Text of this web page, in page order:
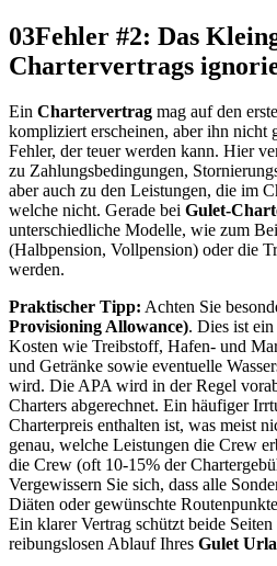
03Fehler #2: Das
Chartervertrags
Ein Chartervertrag mag auf den
kompliziert erscheinen, aber ihn nicht
Fehler, der teuer werden kann. Hier
zu Zahlungsbedingungen,
aber auch zu den Leistungen, die im
welche nicht. Gerade bei Gulet-
unterschiedliche Modelle, wie zum
(Halbpension, Vollpension) oder die
werden.
Praktischer Tipp: Achten Sie
Provisioning Allowance). Dies ist
Kosten wie Treibstoff, Hafen- und
und Getränke sowie eventuelle
wird. Die APA wird in der Regel
Charters abgerechnet. Ein häufiger
Charterpreis enthalten ist, was meist
genau, welche Leistungen die Crew
die Crew (oft 10-15% der
Vergewissern Sie sich, dass alle
Diäten oder gewünschte
Ein klarer Vertrag schützt beide
reibungslosen Ablauf Ihres Gulet